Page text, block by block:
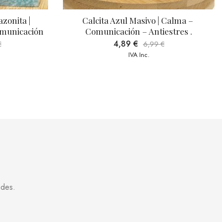
–
.
Punta Generadora De Fluorita |
Limpieza – Purificación – Equilibrio
15,39€ 21,99
IVA Inc.